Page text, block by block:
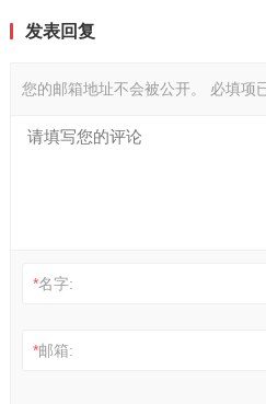
发表回复
您的邮箱地址不会被公开。 必填项
*名字:
*邮箱: